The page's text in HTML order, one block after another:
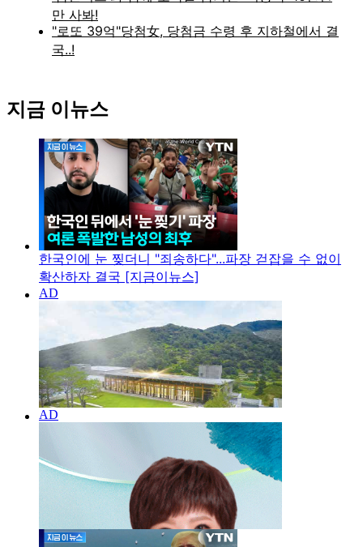
지금 이뉴스
한국인에 눈 찢더니 "죄송하다"...파장 걷잡을 수 없이
확산하자 결국 [지금이뉴스]